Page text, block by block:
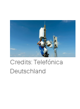
Credits: Telefónica
Deutschland